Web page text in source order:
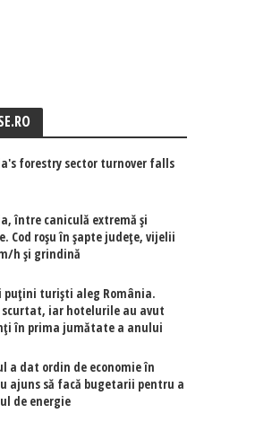
forestry sector turnover falls
între caniculă extremă și
Cod roșu în șapte județe, vijelii
h și grindină
puțini turiști aleg România.
scurtat, iar hotelurile au avut
în prima jumătate a anului
a dat ordin de economie în
ajuns să facă bugetarii pentru a
de energie